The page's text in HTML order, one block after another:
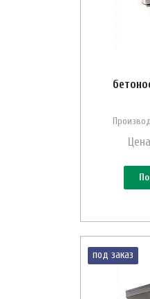
под заказ